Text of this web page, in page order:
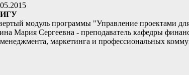
ИГУ
модуль программы "Управление проектами
Мария Сергеевна - преподаватель кафедры
менеджмента, маркетинга и профессиональных